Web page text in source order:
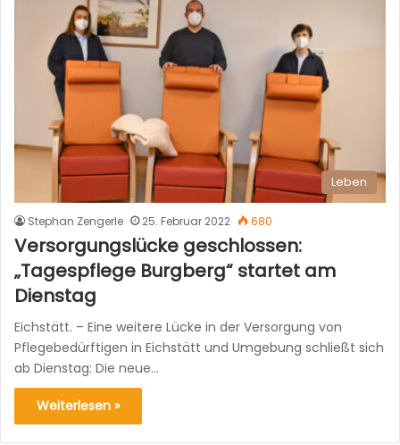
Leben
Stephan Zengerle 25. Februar 2022 680
Versorgungslücke geschlossen:
„Tagespflege Burgberg“ startet am
Dienstag
Eichstätt. – Eine weitere Lücke in der Versorgung von
Pflegebedürftigen in Eichstätt und Umgebung schließt sich
ab Dienstag: Die neue…
Weiterlesen »